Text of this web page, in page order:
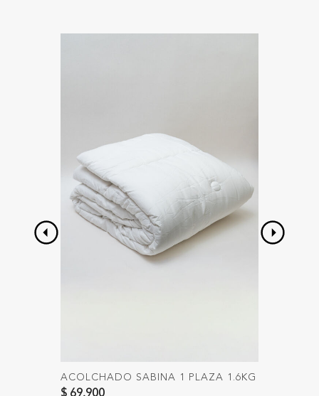
ACOLCHADO SABINA 1 PLAZA 1.6KG
$ 69.900